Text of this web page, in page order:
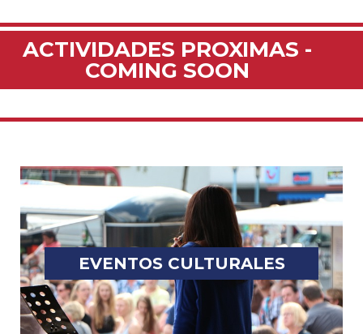
ACTIVIDADES PROXIMAS -
COMING SOON
EVENTOS CULTURALES